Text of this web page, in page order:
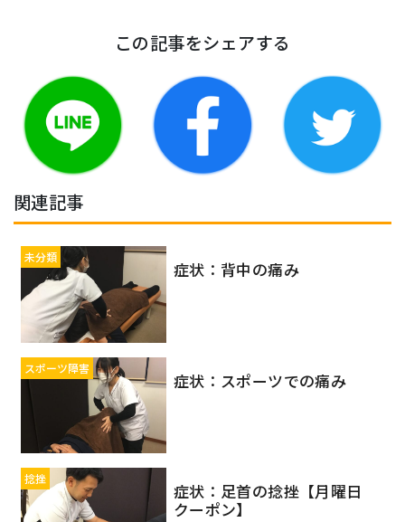
この記事をシェアする
関連記事
未分類
症状：背中の痛み
スポーツ障害
症状：スポーツでの痛み
捻挫
症状：足首の捻挫【月曜日
クーポン】